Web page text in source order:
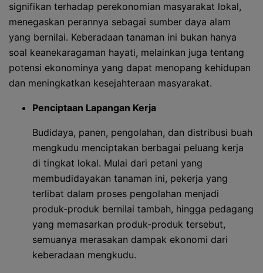
signifikan terhadap perekonomian masyarakat lokal,
menegaskan perannya sebagai sumber daya alam
yang bernilai. Keberadaan tanaman ini bukan hanya
soal keanekaragaman hayati, melainkan juga tentang
potensi ekonominya yang dapat menopang kehidupan
dan meningkatkan kesejahteraan masyarakat.
Penciptaan Lapangan Kerja
Budidaya, panen, pengolahan, dan distribusi buah
mengkudu menciptakan berbagai peluang kerja
di tingkat lokal. Mulai dari petani yang
membudidayakan tanaman ini, pekerja yang
terlibat dalam proses pengolahan menjadi
produk-produk bernilai tambah, hingga pedagang
yang memasarkan produk-produk tersebut,
semuanya merasakan dampak ekonomi dari
keberadaan mengkudu.